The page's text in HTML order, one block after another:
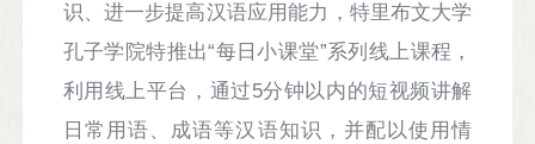
识、进一步提高汉语应用能力，特里布文大学
孔子学院特推出“每日小课堂”系列线上课程，
利用线上平台，通过5分钟以内的短视频讲解
日常用语、成语等汉语知识，并配以使用情